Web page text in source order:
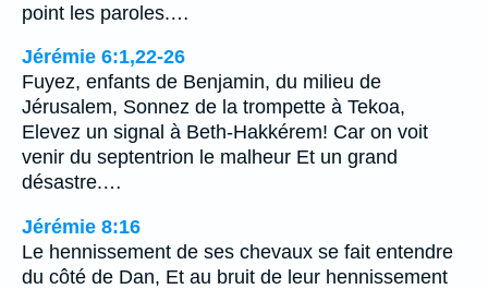
point les paroles.…
Jérémie 6:1,22-26
Fuyez, enfants de Benjamin, du milieu de
Jérusalem, Sonnez de la trompette à Tekoa,
Elevez un signal à Beth-Hakkérem! Car on voit
venir du septentrion le malheur Et un grand
désastre.…
Jérémie 8:16
Le hennissement de ses chevaux se fait entendre
du côté de Dan, Et au bruit de leur hennissement